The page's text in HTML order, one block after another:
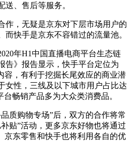
送、售后等服务。
，无疑是京东对下层市场用户的
而快手是京东不容错过的流量池。
年H1中国直播电商平台生态链
告》报告显示，快手平台定位为
容，有利于挖掘长尾效应的商业潜
女性，三线及以下城市用户占比达
畅销产品多为大众类消费品。
购物专场”后，双方的合作将常
贴”活动，更多京东好物也将通过
京东零售和快手也将利用各自的优